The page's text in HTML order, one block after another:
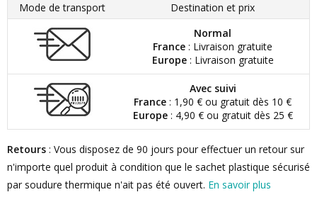
Mode de transport
Destination et prix
Normal
France : Livraison gratuite
Europe: Livraison gratuite
Avec suivi
France : 1,90 € ou gratuit dès 10 €
Europe: 4,90 € ou gratuit dès 25 €
Retours : Vous disposez de 90 jours pour effectuer un retour sur
n'importe quel produit à condition que le sachet plastique sécurisé
par soudure thermique n'ait pas été ouvert. En savoir plus